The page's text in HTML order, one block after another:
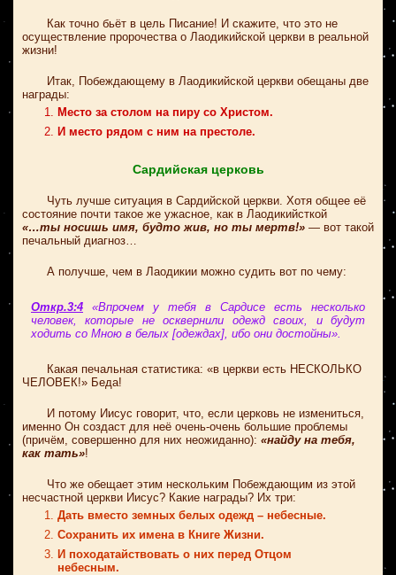
Как точно бьёт в цель Писание! И скажите, что это не
осуществление пророчества о Лаодикийской церкви в реальной
жизни!
Итак, Побеждающему в Лаодикийской церкви обещаны две
награды:
Место за столом на пиру со Христом.
И место рядом с ним на престоле.
Сардийская церковь
Чуть лучше ситуация в Сардийской церкви. Хотя общее её
состояние почти такое же ужасное, как в Лаодикийсткой
«…ты носишь имя, будто жив, но ты мертв!» — вот такой
печальный диагноз…
А получше, чем в Лаодикии можно судить вот по чему:
Откр.3:4 «Впрочем у тебя в Сардисе есть несколько
человек, которые не осквернили одежд своих, и будут
ходить со Мною в белых [одеждах], ибо они достойны».
Какая печальная статистика: «в церкви есть НЕСКОЛЬКО
ЧЕЛОВЕК!» Беда!
И потому Иисус говорит, что, если церковь не измениться,
именно Он создаст для неё очень-очень большие проблемы
(причём, совершенно для них неожиданно): «найду на тебя,
как тать»!
Что же обещает этим нескольким Побеждающим из этой
несчастной церкви Иисус? Какие награды? Их три:
Дать вместо земных белых одежд – небесные.
Сохранить их имена в Книге Жизни.
И походатайствовать о них перед Отцом
небесным.